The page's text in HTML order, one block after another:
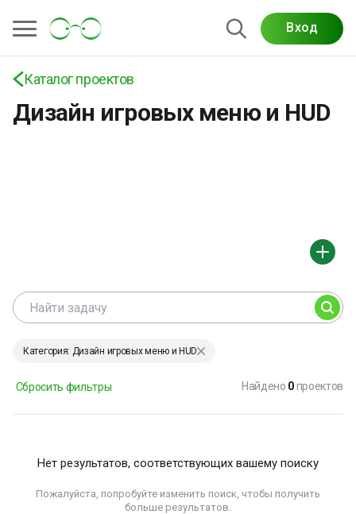
Вход
Каталог проектов
Дизайн игровых меню и HUD
Категория: Дизайн игровых меню и HUD
Сбросить фильтры Найдено 0проектов
Нет результатов, соответствующих вашему поиску
Пожалуйста, попробуйте изменить поиск, чтобы получить
больше результатов.